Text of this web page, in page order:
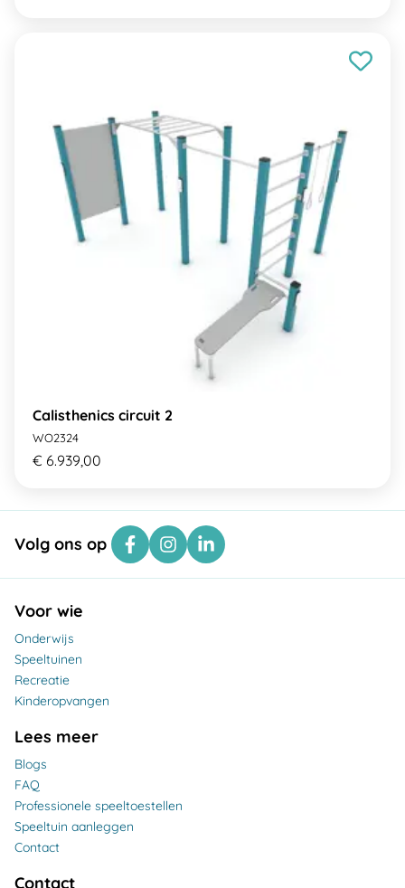
Calisthenics circuit 2
WO2324
€ 6.939,00
Volg ons op
Voor wie
Onderwijs
Speeltuinen
Recreatie
Kinderopvangen
Lees meer
Blogs
FAQ
Professionele speeltoestellen
Speeltuin aanleggen
Contact
Contact